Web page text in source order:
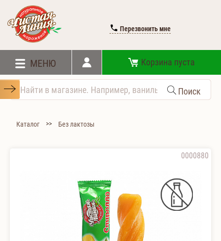
Перезвонить мне
МЕНЮ Корзина пуста
Поиск
Каталог >> Без лактозы
0000880